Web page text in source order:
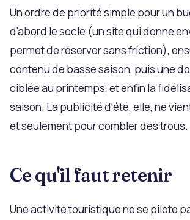
Un ordre de priorité simple pour un
d'abord le socle (un site qui donne
permet de réserver sans friction),
contenu de basse saison, puis une
ciblée au printemps, et enfin la
saison. La publicité d'été, elle, ne
et seulement pour combler des trous.
Ce qu'il faut retenir
Une activité touristique ne se pilote